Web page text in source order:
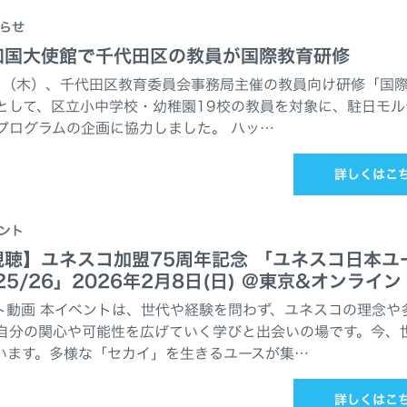
せ
大使館で千代田区の教員が国際教育研修
）、千代田区教育委員会事務局主催の教員向け研修「国
して、区立小中学校・幼稚園19校の教員を対象に、駐日モ
ログラムの企画に協力しました。 ハッ…
詳しくはこ
ト
聴】ユネスコ加盟75周年記念 「ユネスコ日本ユ
26」2026年2月8日(日) @東京&オンライン
動画 本イベントは、世代や経験を問わず、ユネスコの理念や
分の関心や可能性を広げていく学びと出会いの場です。今、
ます。多様な「セカイ」を生きるユースが集…
詳しくはこ